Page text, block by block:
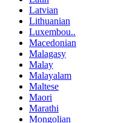
Latvian
Lithuanian
Luxembou..
Macedonian
Malagasy
Malay
Malayalam
Maltese
Maori
Marathi
Mongolian